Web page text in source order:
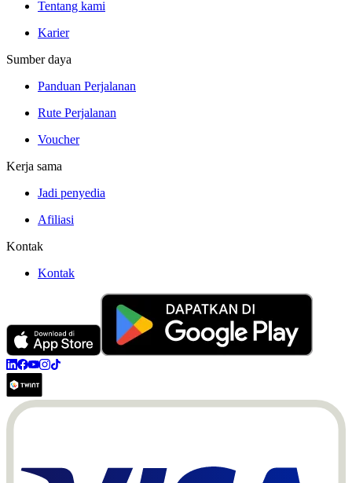
Tentang kami
Karier
Sumber daya
Panduan Perjalanan
Rute Perjalanan
Voucher
Kerja sama
Jadi penyedia
Afiliasi
Kontak
Kontak